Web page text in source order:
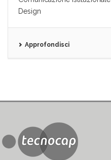
Design
Approfondisci